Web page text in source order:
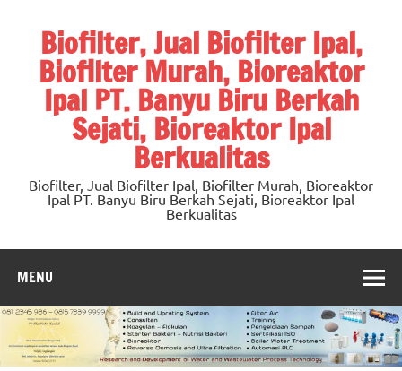
contentBiofilter, Jual Biofilter Ipal,
Biofilter Murah, Bioreaktor
Ipal PT. Banyu Biru Berkah
Sejati, Bioreaktor Ipal
Berkualitas
Biofilter, Jual Biofilter Ipal, Biofilter Murah, Bioreaktor
Ipal PT. Banyu Biru Berkah Sejati, Bioreaktor Ipal
Berkualitas
MENU